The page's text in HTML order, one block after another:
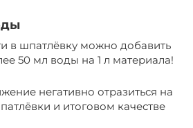
в шпатлёвку можно добавить
50 мл воды на 1 л материала!
негативно отразиться на
и итоговом качестве